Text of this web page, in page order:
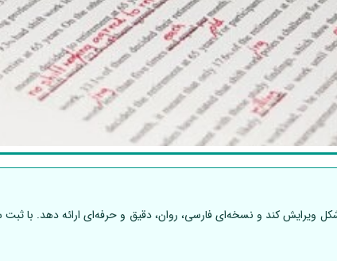
شکل ویرایش کند و نسخه‌ای فارسی، روان، دقیق و حرفه‌ای ارائه دهد. با